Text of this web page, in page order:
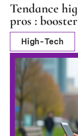
Tendance
pros :
High-Tech